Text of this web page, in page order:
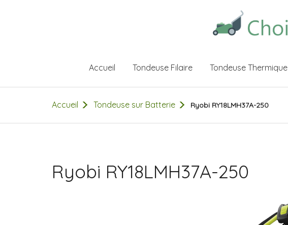
Accueil Tondeuse Filaire Tondeuse Thermique
Accueil Tondeuse sur Batterie Ryobi RY18LMH37A-250
Ryobi RY18LMH37A-250